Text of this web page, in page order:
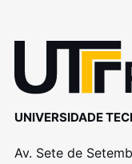
UNIVERSIDADE
Av. Sete de